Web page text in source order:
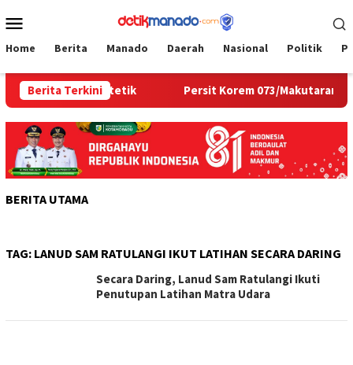
ke
Mobile
Home Berita Manado Daerah Nasional Politik
Berita Terkini
Jadi Hunian Estetik Persit Korem 073/Makutarama
BERITA UTAMA
TAG: LANUD SAM RATULANGI IKUT LATIHAN SECARA DARING
Secara Daring, Lanud Sam Ratulangi Ikuti
Penutupan Latihan Matra Udara